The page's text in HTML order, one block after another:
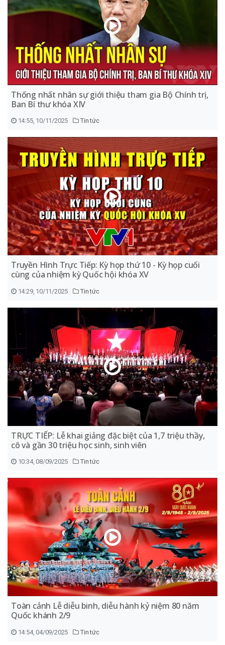
Thống nhất nhân sự giới thiệu tham gia Bộ Chính trị,
Ban Bí thư khóa XIV
14:55, 10/11/2025 Tin tức
Truyền Hình Trực Tiếp: Kỳ họp thứ 10 - Kỳ họp cuối
cùng của nhiệm kỳ Quốc hội khóa XV
14:29, 10/11/2025 Tin tức
TRỰC TIẾP: Lễ khai giảng đặc biệt của 1,7 triệu thầy,
cô và gần 30 triệu học sinh, sinh viên
10:34, 08/09/2025 Tin tức
Toàn cảnh Lễ diễu binh, diễu hành kỷ niệm 80 năm
Quốc khánh 2/9
14:54, 04/09/2025 Tin tức